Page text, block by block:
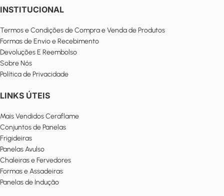
INSTITUCIONAL
Termos e Condições de Compra e Venda de Produtos
Formas de Envio e Recebimento
Devoluções E Reembolso
Sobre Nós
Política de Privacidade
LINKS ÚTEIS
Mais Vendidos Ceraflame
Conjuntos de Panelas
Frigideiras
Panelas Avulso
Chaleiras e Fervedores
Formas e Assadeiras
Panelas de Indução